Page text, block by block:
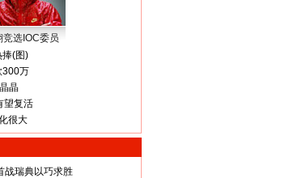
竞选IOC委员
捧(图)
300万
晶
望复活
很大
战瑞典以巧求胜